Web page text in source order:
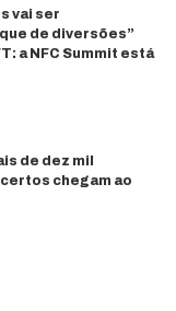
vai ser
de diversões”
a NFC Summit está
de dez mil
chegam ao